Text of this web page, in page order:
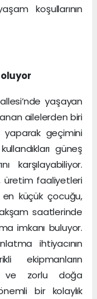
koşullarının
oluyor
yaşayan
ailelerden biri
yaparak geçimini
güneş
karşılayabiliyor.
üretim faaliyetleri
küçük çocuğu,
saatlerinde
imkanı buluyor.
ihtiyacının
ekipmanların
ve zorlu doğa
bir kolaylık